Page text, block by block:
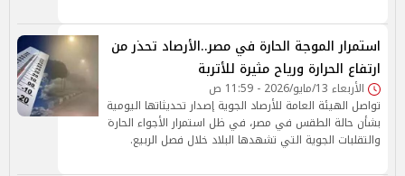
استمرار الموجة الحارة في مصر..الأرصاد تحذر من
ارتفاع الحرارة ورياح مثيرة للأتربة
الأربعاء 13/مايو/2026 - 11:59 ص
تواصل الهيئة العامة للأرصاد الجوية إصدار تحديثاتها اليومية
بشأن حالة الطقس في مصر، في ظل استمرار الأجواء الحارة
والتقلبات الجوية التي تشهدها البلاد خلال فصل الربيع.